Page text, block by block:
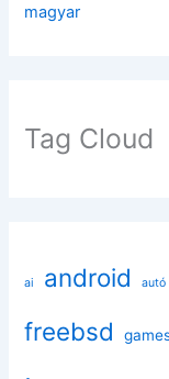
magyar
Tag Cloud
ai android autó
freebsd